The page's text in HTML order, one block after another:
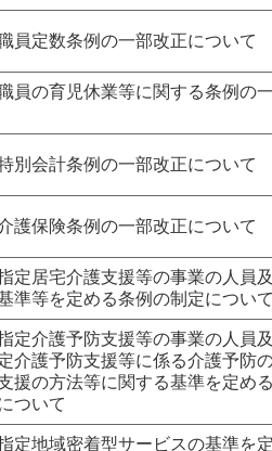
員定数条例の一部改正について
員の育児休業等に関する条例の
別会計条例の一部改正について
護保険条例の一部改正について
定居宅介護支援等の事業の人員
準等を定める条例の制定につい
定介護予防支援等の事業の人員
介護予防支援等に係る介護予防
援の方法等に関する基準を定め
ついて
定地域密着型サービスの基準を